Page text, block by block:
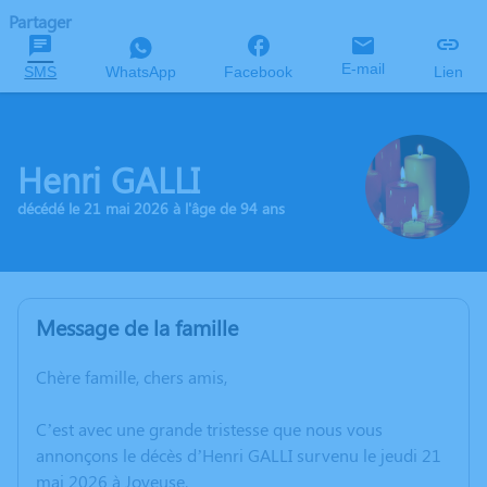
Partager
SMS WhatsApp Facebook E-mail Lien
Henri GALLI
décédé le 21 mai 2026 à l'âge de 94 ans
Message de la famille
Chère famille, chers amis,
C’est avec une grande tristesse que nous vous
annonçons le décès d’Henri GALLI survenu le jeudi 21
mai 2026 à Joyeuse.